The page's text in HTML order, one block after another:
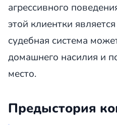
агрессивного
этой клиентки
судебная система
домашнего насилия и
место.
Предыстория